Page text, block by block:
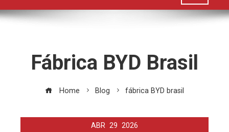
Fábrica BYD Brasil
Home Blog fábrica BYD brasil
ABR 29 2026